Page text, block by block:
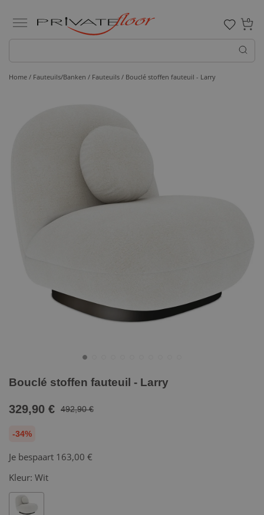
0
Home / Fauteuils/Banken / Fauteuils / Bouclé stoffen fauteuil - Larry
Bouclé stoffen fauteuil - Larry
329,90 € 492,90 €
-34%
Je bespaart 163,00 €
Kleur: Wit